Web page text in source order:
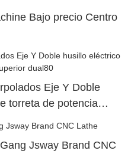
Bajo precio Centro
Eje Y Doble
torreta de potencia
Jsway Brand CNC